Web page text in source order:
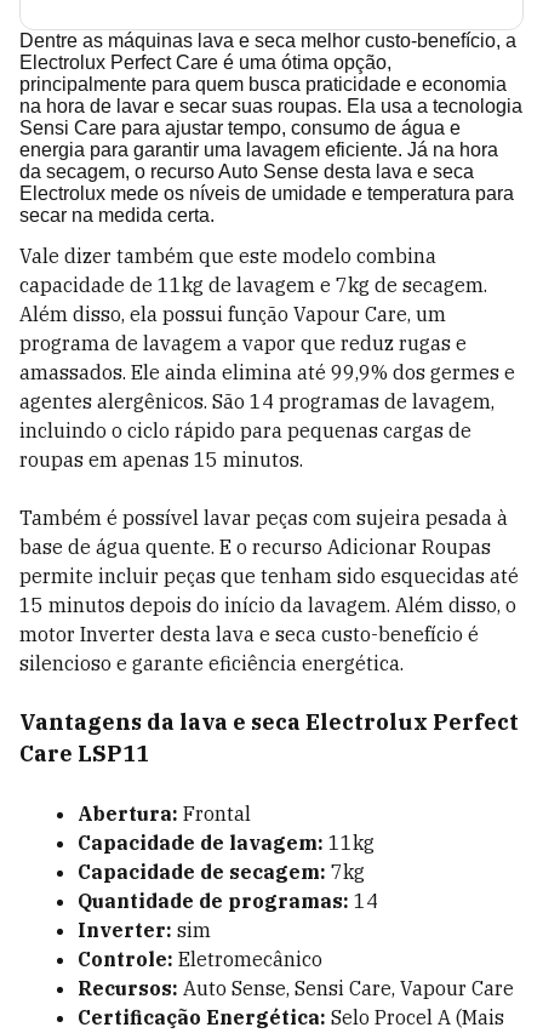
Dentre as máquinas lava e seca melhor custo-benefício, a
Electrolux Perfect Care é uma ótima opção,
principalmente para quem busca praticidade e economia
na hora de lavar e secar suas roupas. Ela usa a tecnologia
Sensi Care para ajustar tempo, consumo de água e
energia para garantir uma lavagem eficiente. Já na hora
da secagem, o recurso Auto Sense desta lava e seca
Electrolux mede os níveis de umidade e temperatura para
secar na medida certa.
Vale dizer também que este modelo combina
capacidade de 11kg de lavagem e 7kg de secagem.
Além disso, ela possui função Vapour Care, um
programa de lavagem a vapor que reduz rugas e
amassados. Ele ainda elimina até 99,9% dos germes e
agentes alergênicos. São 14 programas de lavagem,
incluindo o ciclo rápido para pequenas cargas de
roupas em apenas 15 minutos.
Também é possível lavar peças com sujeira pesada à
base de água quente. E o recurso Adicionar Roupas
permite incluir peças que tenham sido esquecidas até
15 minutos depois do início da lavagem. Além disso, o
motor Inverter desta lava e seca custo-benefício é
silencioso e garante eficiência energética.
Vantagens da lava e seca Electrolux Perfect
Care LSP11
Abertura: Frontal
Capacidade de lavagem: 11kg
Capacidade de secagem: 7kg
Quantidade de programas: 14
Inverter: sim
Controle: Eletromecânico
Recursos: Auto Sense, Sensi Care, Vapour Care
Certificação Energética: Selo Procel A (Mais